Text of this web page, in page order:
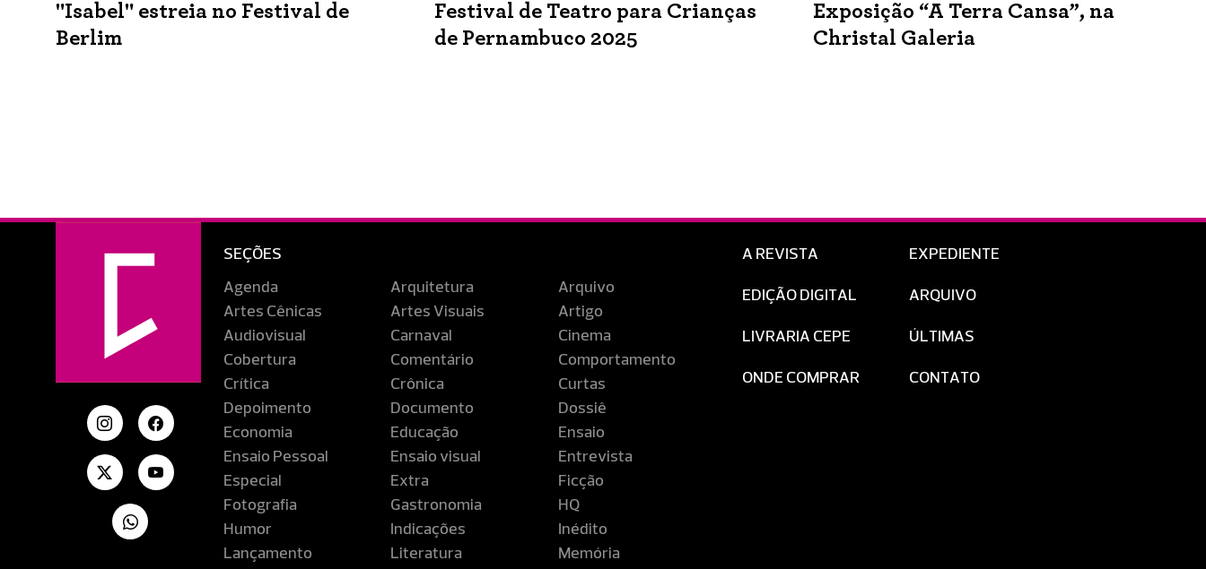
"Isabel" estreia no Festival de
Berlim
Festival de Teatro para Crianças
de Pernambuco 2025
Exposição “A Terra Cansa”, na
Christal Galeria
SEÇÕES
Agenda Arquitetura
Arquivo
Artes Cênicas
Artes Visuais
Artigo
Audiovisual
Carnaval
Cinema
Cobertura
Comentário
Comportamento
Crítica
Crônica
Curtas
Depoimento
Documento
Dossiê
Economia
Educação
Ensaio
Ensaio Pessoal
Ensaio visual
Entrevista
Especial
Extra
Ficção
Fotografia
Gastronomia
HQ
Humor
Indicações
Inédito
Lançamento
Literatura
Memória
A REVISTA
EDIÇÃO DIGITAL
LIVRARIA CEPE
ONDE COMPRAR
EXPEDIENTE
ARQUIVO
ÚLTIMAS
CONTATO